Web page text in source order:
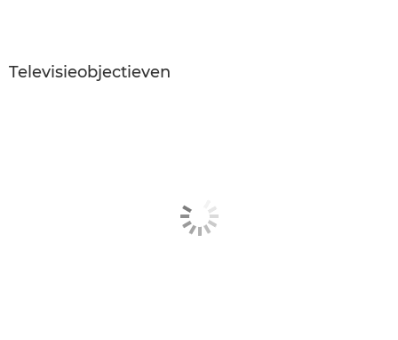
Televisieobjectieven